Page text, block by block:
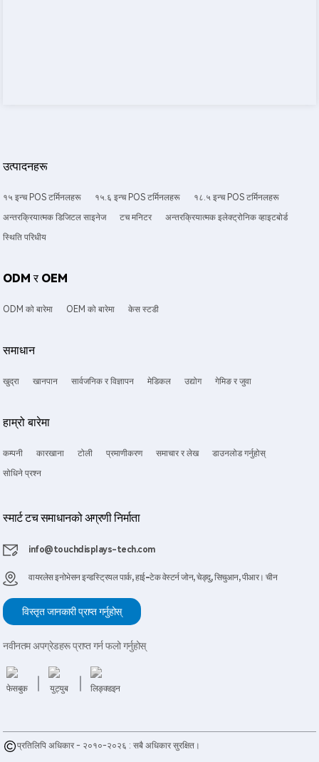
उत्पादनहरू
१५ इन्च POS टर्मिनलहरू १५.६ इन्च POS टर्मिनलहरू
१८.५ इन्च POS टर्मिनलहरू
अन्तरक्रियात्मक डिजिटल साइनेज
टच मनिटर
अन्तरक्रियात्मक इलेक्ट्रोनिक व्हाइटबोर्ड
स्थिति परिधीय
ODM र OEM
ODM को बारेमा OEM को बारेमा केस स्टडी
समाधान
खुद्रा खानपान सार्वजनिक र विज्ञापन मेडिकल उद्योग गेमिङ र जुवा
हाम्रो बारेमा
कम्पनी कारखाना टोली प्रमाणीकरण समाचार र लेख
डाउनलोड गर्नुहोस्
सोधिने प्रश्न
स्मार्ट टच समाधानको अग्रणी निर्माता
info@touchdisplays-tech.com
वायरलेस इनोभेसन इन्डस्ट्रियल पार्क, हाई-टेक वेस्टर्न जोन, चेङ्दु, सिचुआन, पीआर। चीन
विस्तृत जानकारी प्राप्त गर्नुहोस्
नवीनतम अपग्रेडहरू प्राप्त गर्न फलो गर्नुहोस्
प्रतिलिपि अधिकार - २०१०-२०२६ : सबै अधिकार सुरक्षित।